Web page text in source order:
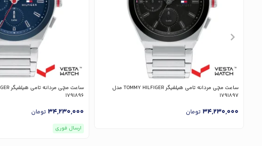
ساعت مچی مردانه تامی هیلفیگر TOMMY HILFIGER مدل
1791897
34,230,000 تومان
1791896
34,230,000 تومان
ارسال فوری